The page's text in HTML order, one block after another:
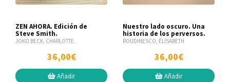
ZEN AHORA. Edición de
Steve Smith.
JOKO BECK, CHARLOTTE.
36,00€
Añadir
Nuestro lado oscuro. Una
historia de los perversos.
ROUDINESCO, ÉLISABETH
36,00€
Añadir